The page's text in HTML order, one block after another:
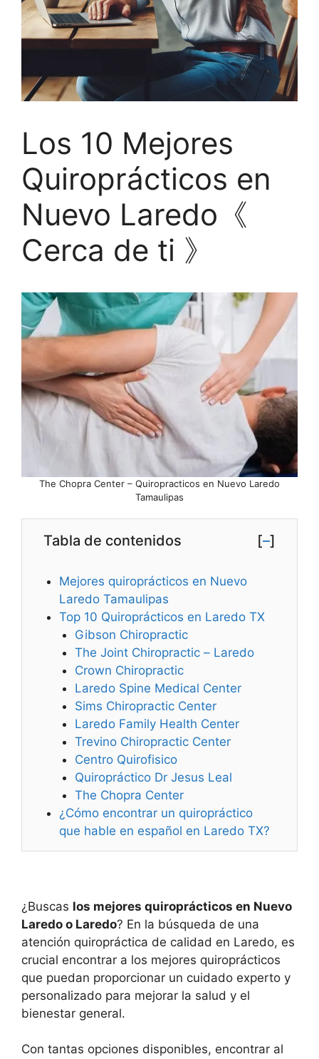
Los 10 Mejores
Quiroprácticos en
Nuevo Laredo《
Cerca de ti 》
The Chopra Center – Quiropracticos en Nuevo Laredo
Tamaulipas
Tabla de contenidos [–]
Mejores quiroprácticos en Nuevo
Laredo Tamaulipas
Top 10 Quiroprácticos en Laredo TX
Gibson Chiropractic
The Joint Chiropractic – Laredo
Crown Chiropractic
Laredo Spine Medical Center
Sims Chiropractic Center
Laredo Family Health Center
Trevino Chiropractic Center
Centro Quirofisico
Quiropráctico Dr Jesus Leal
The Chopra Center
¿Cómo encontrar un quiropráctico
que hable en español en Laredo TX?
¿Buscas los mejores quiroprácticos en Nuevo
Laredo o Laredo? En la búsqueda de una
atención quiropráctica de calidad en Laredo, es
crucial encontrar a los mejores quiroprácticos
que puedan proporcionar un cuidado experto y
personalizado para mejorar la salud y el
bienestar general.
Con tantas opciones disponibles, encontrar al